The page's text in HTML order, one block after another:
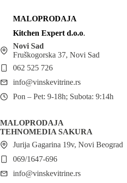
MALOPRODAJA
Kitchen Expert d.o.o.
Novi Sad
Fruškogorska 37, Novi Sad
062 525 726
info@vinskevitrine.rs
Pon – Pet: 9-18h; Subota: 9:14h
MALOPRODAJA
TEHNOMEDIA SAKURA
Jurija Gagarina 19v, Novi Beograd
069/1647-696
info@vinskevitrine.rs